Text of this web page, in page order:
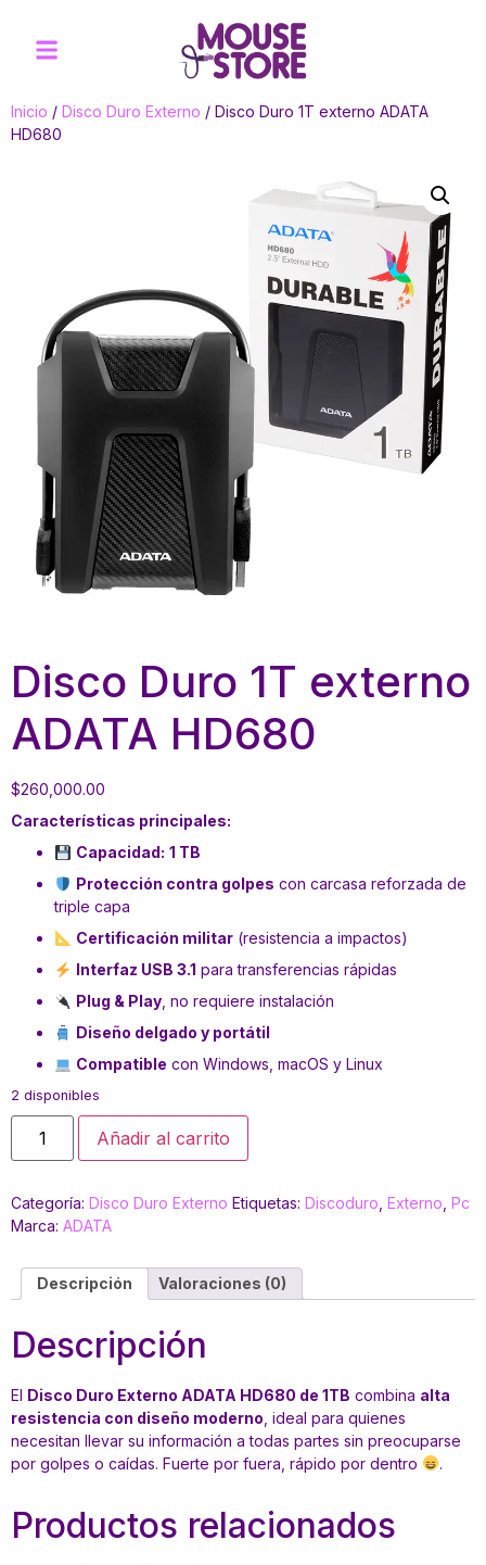
Inicio / Disco Duro Externo / Disco Duro 1T externo ADATA
HD680
Disco Duro 1T externo
ADATA HD680
$260,000.00
Características principales:
Capacidad: 1 TB
Protección contra golpes con carcasa reforzada de
triple capa
Certificación militar(resistencia a impactos)
Interfaz USB 3.1 para transferencias rápidas
Plug & Play, no requiere instalación
Diseño delgado y portátil
Compatible con Windows, macOS y Linux
2 disponibles
Añadir al carrito
Categoría: Disco Duro Externo Etiquetas: Discoduro Externo Pc
Marca: ADATA
Descripción Valoraciones (0)
Descripción
El Disco Duro Externo ADATA HD680 de 1TB combina alta
resistencia con diseño moderno , ideal para quienes
necesitan llevar su información a todas partes sin preocuparse
por golpes o caídas. Fuerte por fuera, rápido por dentro
.
Productos relacionados